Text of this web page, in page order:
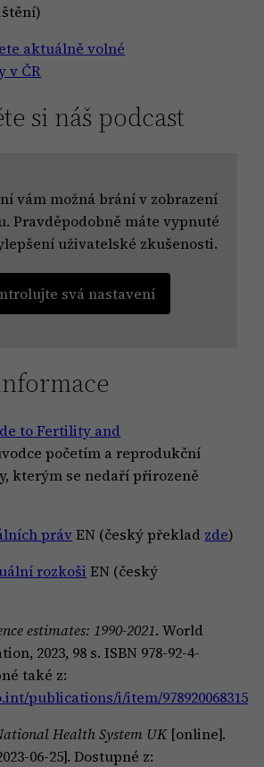
aktuálně volné
v ČR
si náš podcast
vám možná brání v zobrazení
Pravděpodobně máte vypnuté
uživatelské zkušenosti.
svá nastavení
to Fertility and
početím a reprodukční
kterým se nedaří přirozeně
právEN (český překlad zde)
rozkoši EN (český
estimates: 1990-2021. World
2023, 98 s. ISBN 978-92-4-
také z:
publications/i/item/978920068315
Health System UK[online].
06-25]. Dostupné z: